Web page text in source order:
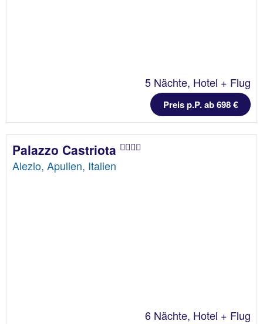
5 Nächte, Hotel + Flug
Preis p.P. ab 698 €
Palazzo Castriota
Alezio, Apulien, Italien
6 Nächte, Hotel + Flug